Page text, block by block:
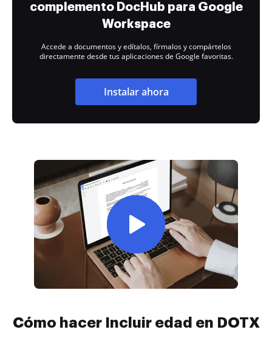
complemento DocHub para Google
Workspace
Accede a documentos y edítalos, fírmalos y compártelos
directamente desde tus aplicaciones de Google favoritas.
Instalar ahora
Cómo hacer Incluir edad en DOTX